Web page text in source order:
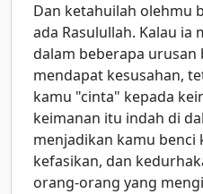
Dan ketahuilah olehmu
ada Rasulullah. Kalau
dalam beberapa
mendapat kesusahan,
kamu "cinta" kepada
keimanan itu indah di
menjadikan kamu benci
kefasikan, dan
orang-orang yang